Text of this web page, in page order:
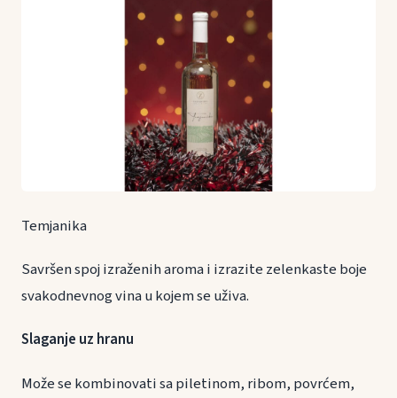
Temjanika
Savršen spoj izraženih aroma i izrazite zelenkaste boje
svakodnevnog vina u kojem se uživa.
Slaganje uz hranu
Može se kombinovati sa piletinom, ribom, povrćem,